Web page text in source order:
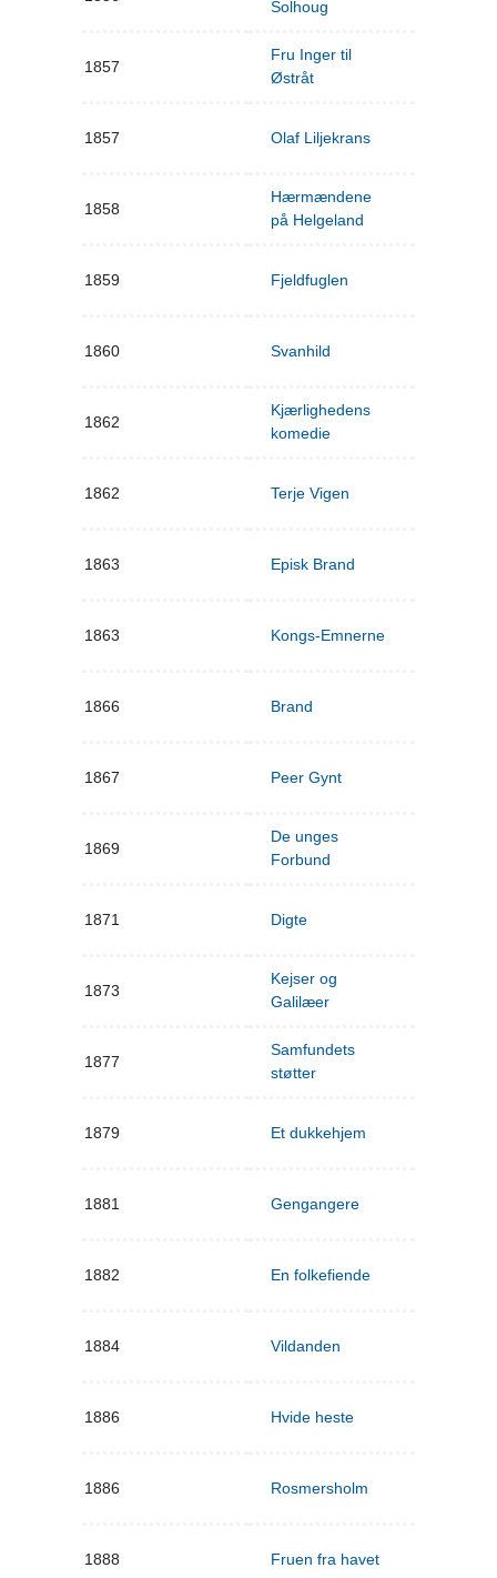
Solhoug
1857
Fru Inger til
Østråt
1857 Olaf Liljekrans
1858
Hærmændene
på Helgeland
1859 Fjeldfuglen
1860 Svanhild
1862
Kjærlighedens
komedie
1862 Terje Vigen
1863 Episk Brand
1863 Kongs-Emnerne
1866 Brand
1867 Peer Gynt
1869
De unges
Forbund
1871 Digte
1873
Kejser og
Galilæer
1877
Samfundets
støtter
1879 Et dukkehjem
1881 Gengangere
1882 En folkefiende
1884 Vildanden
1886 Hvide heste
1886 Rosmersholm
1888 Fruen fra havet